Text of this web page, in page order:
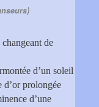
de
d’un soleil
prolongée
d’une